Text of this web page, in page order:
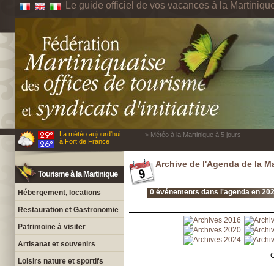
Le guide officiel de vos vacances à la
La météo aujourd'hui
à Fort de France
> Météo à la Martinique à 5 jours
Tourisme à la Martinique
Hébergement, locations
Restauration et Gastronomie
Patrimoine à visiter
Artisanat et souvenirs
Loisirs nature et sportifs
Archive de l'Agenda de la
0 événements dans l'agenda en